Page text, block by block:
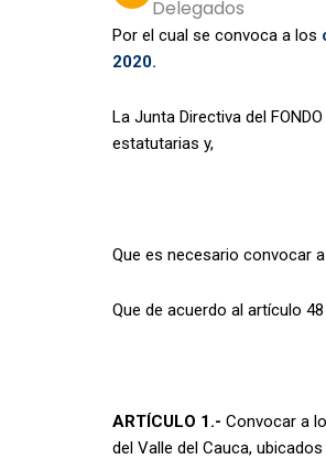
Delegados
Por el cual se convoca a los
2020.
La Junta Directiva del FONDO
estatutarias y,
Que es necesario convocar
Que de acuerdo al artículo
ARTÍCULO 1.- Convocar a
del Valle del Cauca,